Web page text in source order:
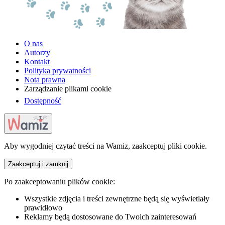
O nas
Autorzy
Kontakt
Polityka prywatności
Nota prawna
Zarządzanie plikami cookie
Dostępność
Aby wygodniej czytać treści na Wamiz, zaakceptuj pliki cookie.
Zaakceptuj i zamknij
Po zaakceptowaniu plików cookie:
Wszystkie zdjęcia i treści zewnętrzne będą się wyświetlały
prawidłowo
Reklamy będą dostosowane do Twoich zainteresowań